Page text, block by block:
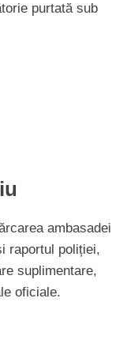
purtată sub
ambasadei
raportul poliției,
suplimentare,
oficiale.